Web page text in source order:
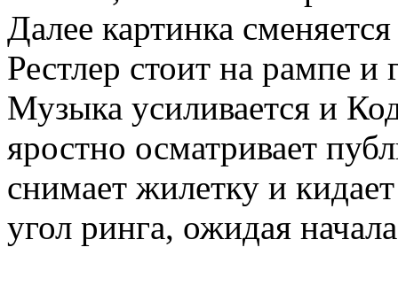
Далее картинка
Рестлер стоит на рампе и
Музыка усиливается и
яростно осматривает
снимает жилетку и
угол ринга, ожидая